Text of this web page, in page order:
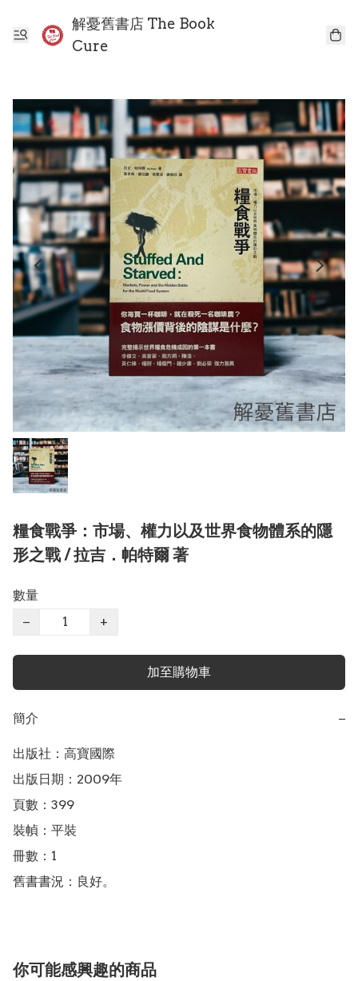
解憂舊書店 The Book
Cure
糧食戰爭：市場、權力以及世界食物體系的隱
形之戰 / 拉吉．帕特爾 著
數量
−
+
加至購物車
簡介 −
出版社：高寶國際
出版日期：2009年
頁數：399
裝幀：平裝
冊數：1
舊書書況：良好。
你可能感興趣的商品